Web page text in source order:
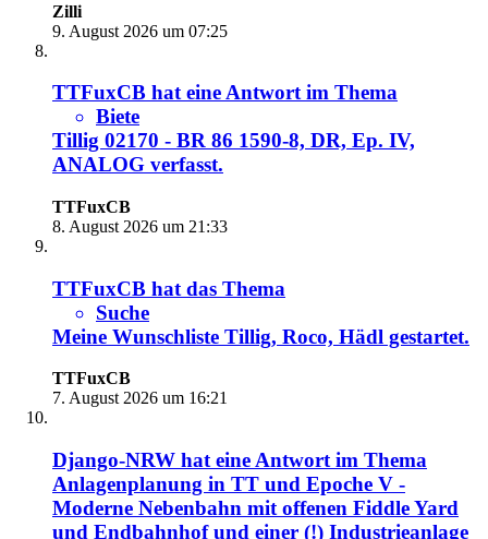
Zilli
9. August 2026 um 07:25
TTFuxCB hat eine Antwort im Thema
Biete
Tillig 02170 - BR 86 1590-8, DR, Ep. IV,
ANALOG verfasst.
TTFuxCB
8. August 2026 um 21:33
TTFuxCB hat das Thema
Suche
Meine Wunschliste Tillig, Roco, Hädl gestartet.
TTFuxCB
7. August 2026 um 16:21
Django-NRW hat eine Antwort im Thema
Anlagenplanung in TT und Epoche V -
Moderne Nebenbahn mit offenen Fiddle Yard
und Endbahnhof und einer (!) Industrieanlage